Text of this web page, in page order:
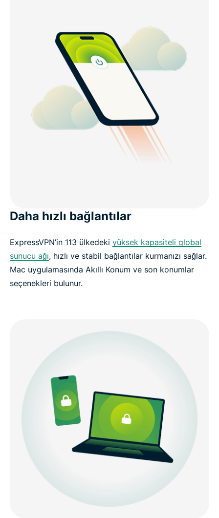
Daha hızlı bağlantılar
ExpressVPN’in 113 ülkedeki yüksek kapasiteli global
sunucu ağı, hızlı ve stabil bağlantılar kurmanızı sağlar.
Mac uygulamasında Akıllı Konum ve son konumlar
seçenekleri bulunur.